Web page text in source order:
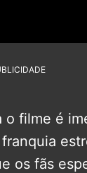
filme é
os fãs